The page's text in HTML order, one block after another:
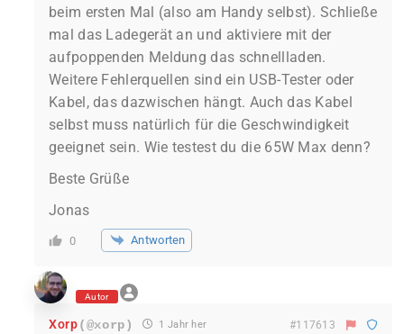
beim ersten Mal (also am Handy selbst). Schließe
mal das Ladegerät an und aktiviere mit der
aufpoppenden Meldung das schnellladen.
Weitere Fehlerquellen sind ein USB-Tester oder
Kabel, das dazwischen hängt. Auch das Kabel
selbst muss natürlich für die Geschwindigkeit
geeignet sein. Wie testest du die 65W Max denn?
Beste Grüße
Jonas
0 Antworten
Autor
Xorp(@xorp) 1 Jahr her #117613